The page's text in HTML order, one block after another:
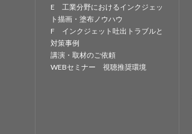
E 工業分野におけるインクジェッ
ト描画・塗布ノウハウ
F インクジェット吐出トラブルと
対策事例
講演・取材のご依頼
WEBセミナー 視聴推奨環境